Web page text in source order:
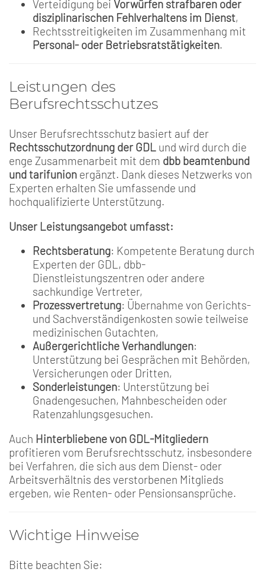
Verteidigung bei Vorwürfen strafbaren oder
disziplinarischen Fehlverhaltens im Dienst,
Rechtsstreitigkeiten im Zusammenhang mit
Personal- oder Betriebsratstätigkeiten.
Leistungen des
Berufsrechtsschutzes
Unser Berufsrechtsschutz basiert auf der
Rechtsschutzordnung der GDL und wird durch die
enge Zusammenarbeit mit dem dbb beamtenbund
und tarifunion ergänzt. Dank dieses Netzwerks von
Experten erhalten Sie umfassende und
hochqualifizierte Unterstützung.
Unser Leistungsangebot umfasst:
Rechtsberatung: Kompetente Beratung durch
Experten der GDL, dbb-
Dienstleistungszentren oder andere
sachkundige Vertreter,
Prozessvertretung: Übernahme von Gerichts-
und Sachverständigenkosten sowie teilweise
medizinischen Gutachten,
Außergerichtliche Verhandlungen:
Unterstützung bei Gesprächen mit Behörden,
Versicherungen oder Dritten,
Sonderleistungen: Unterstützung bei
Gnadengesuchen, Mahnbescheiden oder
Ratenzahlungsgesuchen.
Auch Hinterbliebene von GDL-Mitgliedern
profitieren vom Berufsrechtsschutz, insbesondere
bei Verfahren, die sich aus dem Dienst- oder
Arbeitsverhältnis des verstorbenen Mitglieds
ergeben, wie Renten- oder Pensionsansprüche.
Wichtige Hinweise
Bitte beachten Sie: